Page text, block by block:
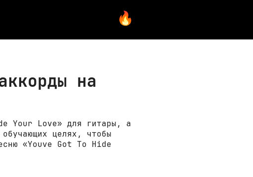
на
Your Love» для гитары, а
целях, чтобы
«Youve Got To Hide